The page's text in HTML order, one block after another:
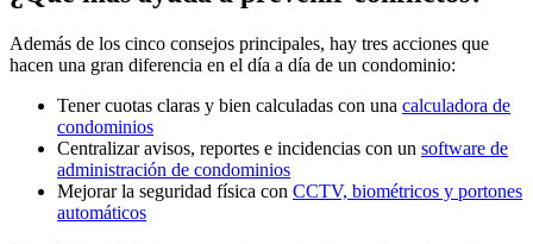
Además de los cinco consejos principales, hay tres acciones que
hacen una gran diferencia en el día a día de un condominio:
Tener cuotas claras y bien calculadas con una calculadora de
condominios
Centralizar avisos, reportes e incidencias con un software de
administración de condominios
Mejorar la seguridad física con CCTV, biométricos y portones
automáticos